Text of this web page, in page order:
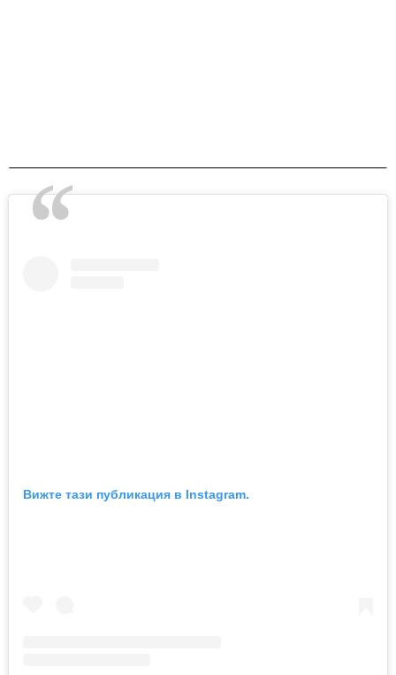
Вижте тази публикация в Instagram.